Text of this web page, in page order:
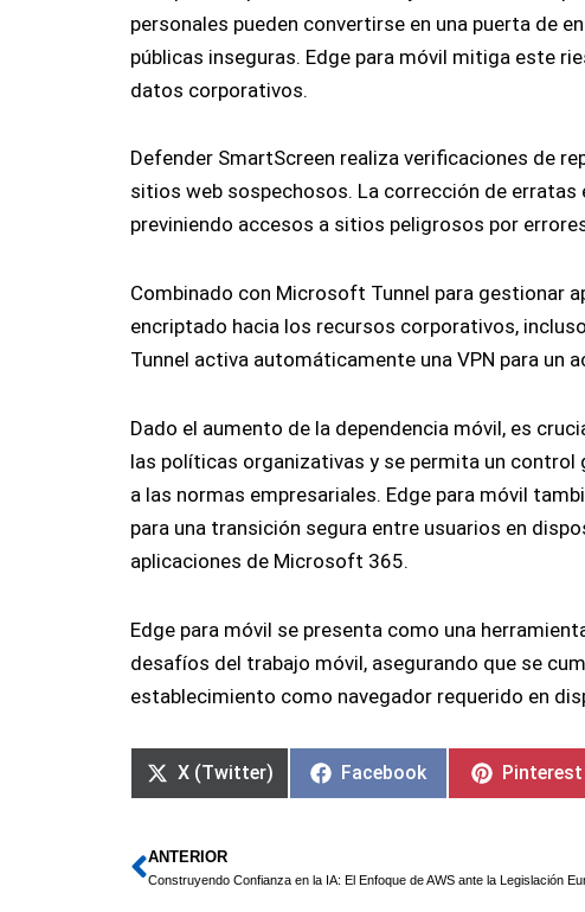
personales pueden convertirse en una puerta de
públicas inseguras. Edge para móvil mitiga este
datos corporativos.
Defender SmartScreen realiza verificaciones de
sitios web sospechosos. La corrección de
previniendo accesos a sitios peligrosos por
Combinado con Microsoft Tunnel para gestionar
encriptado hacia los recursos corporativos,
Tunnel activa automáticamente una VPN para un
Dado el aumento de la dependencia móvil, es
las políticas organizativas y se permita un
a las normas empresariales. Edge para móvil
para una transición segura entre usuarios en
aplicaciones de Microsoft 365.
Edge para móvil se presenta como una
desafíos del trabajo móvil, asegurando que se
establecimiento como navegador requerido en
X (Twitter) Facebook Pinterest
Ant
ANTERIOR